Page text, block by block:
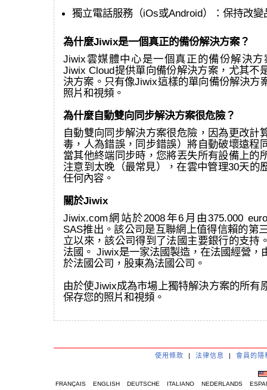
獨立電話服務（iOs或Android）：保持改變
為什麼Jiwix是一個真正的備份解決方案？
Jiwix雲媒體中心是一個真正的備份解決方
Jiwix Cloud提供單向備份解決方案，尤其不
決方案。只有像Jiwix這樣的單向備份解決方
照片和視頻。
為什麼自動雙向同步解決方案很危險？
自動雙向同步解決方案很危險，因為更改計
毒，人為錯誤，同步錯誤）將自動破壞遠程
當其他終端同步時，您將丟失所有設備上的
注意到太晚（最常見），在雲中管理30天的
任何內容。
關於Jiwix
Jiwix.com網站於2008年6月由375.000
SAS推出。該公司是互聯網上值得信賴的第
立以來，該公司得到了法國主要銀行的支持
法國。 Jiwix是一家法國製造，在法國經營，
於法國公司，股東為法國公司。
由於使Jiwix成為市場上獨特解決方案的所有
保存您的照片和視頻。
使用條款 | 法律信息 | 會員的隱
FRANÇAIS ENGLISH DEUTSCHE ITALIANO NEDERLANDS